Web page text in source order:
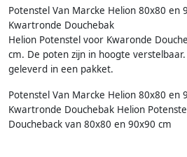
Potenstel Van Marcke Helion 80x80 en
Kwartronde Douchebak
Helion Potenstel voor Kwaronde
cm. De poten zijn in hoogte
geleverd in een pakket.
Potenstel Van Marcke Helion 80x80 en
Kwartronde Douchebak Helion
Doucheback van 80x80 en 90x90 cm